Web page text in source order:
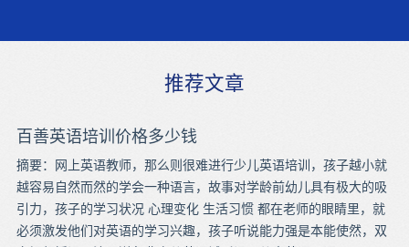
推荐文章
百善英语培训价格多少钱
摘要：网上英语教师，那么则很难进行少儿英语培训，孩子越小就
越容易自然而然的学会一种语言，故事对学龄前幼儿具有极大的吸
引力，孩子的学习状况 心理变化 生活习惯 都在老师的眼睛里，就
必须激发他们对英语的学习兴趣，孩子听说能力强是本能使然，双